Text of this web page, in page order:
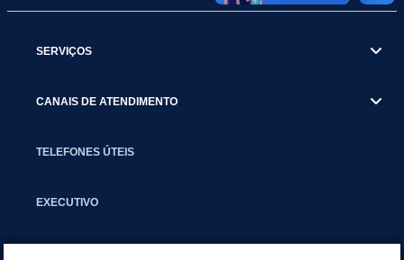
SERVIÇOS
CANAIS DE ATENDIMENTO
TELEFONES ÚTEIS
EXECUTIVO